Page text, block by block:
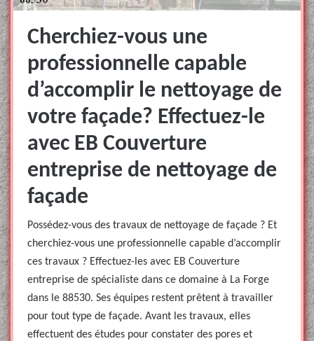
Cherchiez-vous une
professionnelle capable
d’accomplir le nettoyage de
votre façade? Effectuez-le
avec EB Couverture
entreprise de nettoyage de
façade
Possédez-vous des travaux de nettoyage de façade ? Et
cherchiez-vous une professionnelle capable d’accomplir
ces travaux ? Effectuez-les avec EB Couverture
entreprise de spécialiste dans ce domaine à La Forge
dans le 88530. Ses équipes restent prêtent à travailler
pour tout type de façade. Avant les travaux, elles
effectuent des études pour constater des pores et